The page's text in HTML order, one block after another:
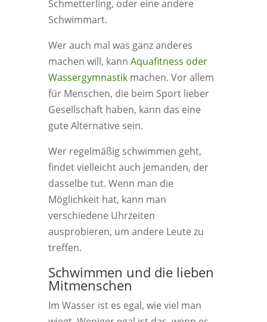
Schmetterling, oder eine andere
Schwimmart.
Wer auch mal was ganz anderes
machen will, kann Aquafitness oder
Wassergymnastikmachen. Vor allem
für Menschen, die beim Sport lieber
Gesellschaft haben, kann das eine
gute Alternative sein.
Wer regelmäßig schwimmen geht,
findet vielleicht auch jemanden, der
dasselbe tut. Wenn man die
Möglichkeit hat, kann man
verschiedene Uhrzeiten
ausprobieren, um andere Leute zu
treffen.
Schwimmen und die lieben
Mitmenschen
Im Wasser ist es egal, wie viel man